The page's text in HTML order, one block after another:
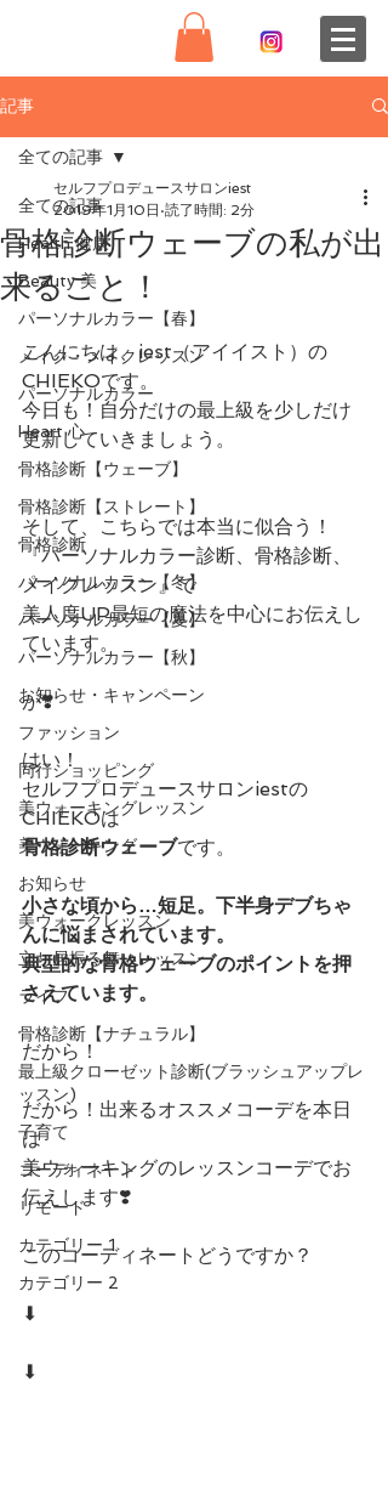
記事
全ての記事
Health 健康
Beauty 美
パーソナルカラー【春】
メイク・メイクレッスン
パーソナルカラー
Heart 心
骨格診断【ウェーブ】
骨格診断【ストレート】
骨格診断
パーソナルカラー【冬】
パーソナルカラー【夏】
パーソナルカラー【秋】
お知らせ・キャンペーン
ファッション
同行ショッピング
美ウォーキングレッスン
美ウォーキング
お知らせ
美ウォークレッスン
立ち居振る舞いレッスン
ライフ
骨格診断【ナチュラル】
最上級クローゼット診断(ブラッシュアップレ
ッスン)
子育て
コーディネート
リモード
カテゴリー 1
カテゴリー 2
全ての記事
骨格診断ウェーブの私が出
来ること！
セルフプロデュースサロンiest
2019年1月10日 読了時間: 2分
こんにちは、iest（アイイスト）の
CHIEKOです。
今日も！自分だけの最上級を少しだけ
更新していきましょう。
そして、こちらでは本当に似合う！
『パーソナルカラー診断、骨格診断、
メイクレッスン』で
美人度UP最短の魔法を中心にお伝えし
ています。
が❣️
はい！
セルフプロデュースサロンiestの
CHIEKOは
骨格診断ウェーブです。
小さな頃から…短足。下半身デブちゃ
んに悩まされています。
典型的な骨格ウェーブのポイントを押
さえています。
だから！
だから！出来るオススメコーデを本日
は
美ウォーキングのレッスンコーデでお
伝えします❣️
このコーディネートどうですか？
⬇︎
⬇︎